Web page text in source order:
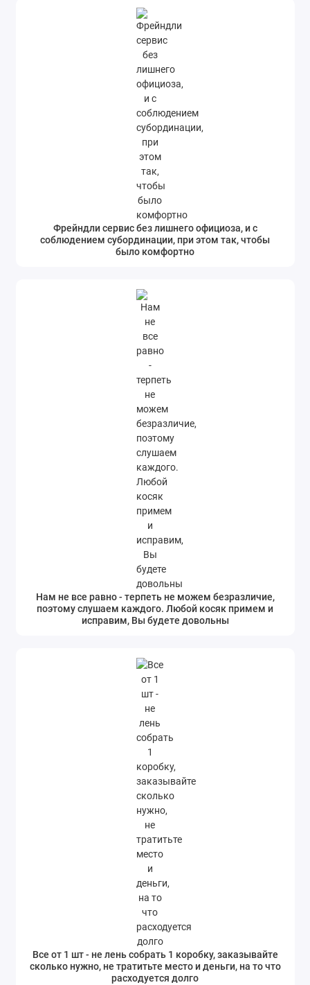
Фрейндли сервис без лишнего официоза, и с
соблюдением субординации, при этом так, чтобы
было комфортно
Нам не все равно - терпеть не можем безразличие,
поэтому слушаем каждого. Любой косяк примем и
исправим, Вы будете довольны
Все от 1 шт - не лень собрать 1 коробку, заказывайте
сколько нужно, не тратитьте место и деньги, на то что
расходуется долго